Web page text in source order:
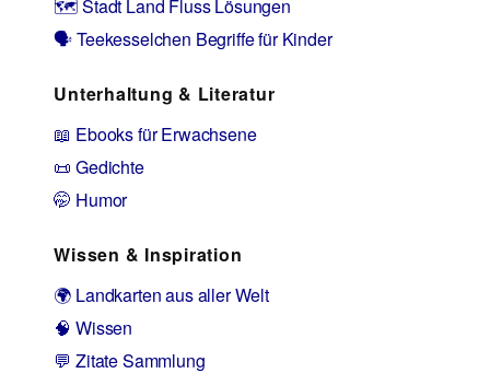
🗺️ Stadt Land Fluss Lösungen
🗣️ Teekesselchen Begriffe für Kinder
Unterhaltung & Literatur
📖 Ebooks für Erwachsene
📜 Gedichte
🤭 Humor
Wissen & Inspiration
🌍 Landkarten aus aller Welt
🧠 Wissen
💬 Zitate Sammlung